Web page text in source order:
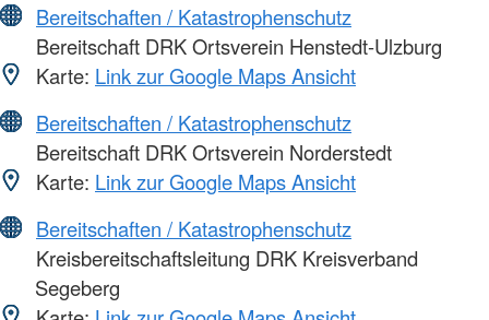
Bereitschaften / Katastrophenschutz
Bereitschaft DRK Ortsverein Henstedt-Ulzburg
Karte: Link zur Google Maps Ansicht
Bereitschaften / Katastrophenschutz
Bereitschaft DRK Ortsverein Norderstedt
Karte: Link zur Google Maps Ansicht
Bereitschaften / Katastrophenschutz
Kreisbereitschaftsleitung DRK Kreisverband
Segeberg